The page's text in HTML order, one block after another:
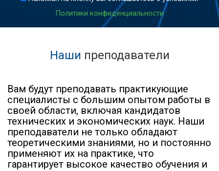
Политики конфиденциальности
Наши преподаватели
Вам будут преподавать практикующие
специалисты с большим опытом работы в
своей области, включая кандидатов
технических и экономических наук. Наши
преподаватели не только обладают
теоретическими знаниями, но и постоянно
применяют их на практике, что
гарантирует высокое качество обучения и